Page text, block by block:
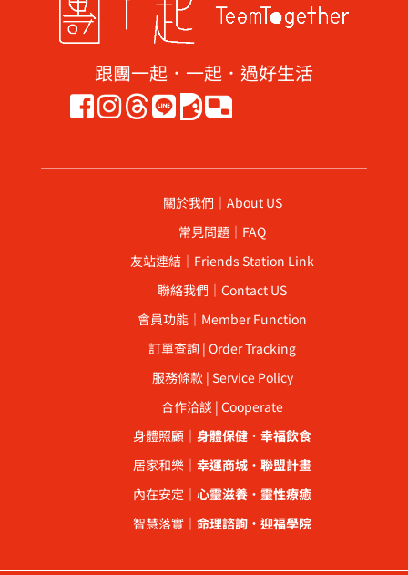
跟團一起．一起．過好生活
關於我們｜About US
常見問題｜FAQ
友站連結｜Friends Station Link
聯絡我們｜Contact US
會員功能｜Member Function
訂單查詢 | Order Tracking
服務條款 | Service Policy
合作洽談 | Cooperate
身體照顧｜ 身體保健 ． 幸福飲食
居家和樂｜ 幸運商城 ． 聯盟計畫
內在安定｜ 心靈滋養 ． 靈性療癒
智慧落實｜ 命理諮詢 ． 迎福學院